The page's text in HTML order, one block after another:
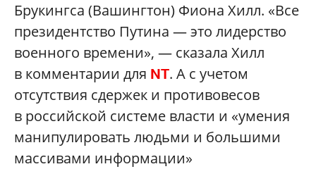
Брукингса (Вашингтон) Фиона Хилл. «Все
президентство Путина — это лидерство
военного времени», — сказала Хилл
в комментарии для NT. А с учетом
отсутствия сдержек и противовесов
в российской системе власти и «умения
манипулировать людьми и большими
массивами информации»